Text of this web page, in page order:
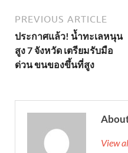
PREVIOUS ARTICLE
ประกาศแล้ว! น้ำทะเลหนุน
สูง 7 จังหวัด เตรียมรับมือ
ด่วน ขนของขึ้นที่สูง
View